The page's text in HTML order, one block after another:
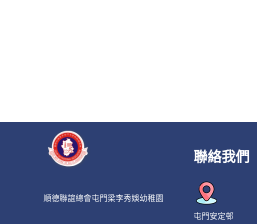
順德聯誼總會屯門梁李秀娛幼稚園
聯絡我們
屯門安定邨